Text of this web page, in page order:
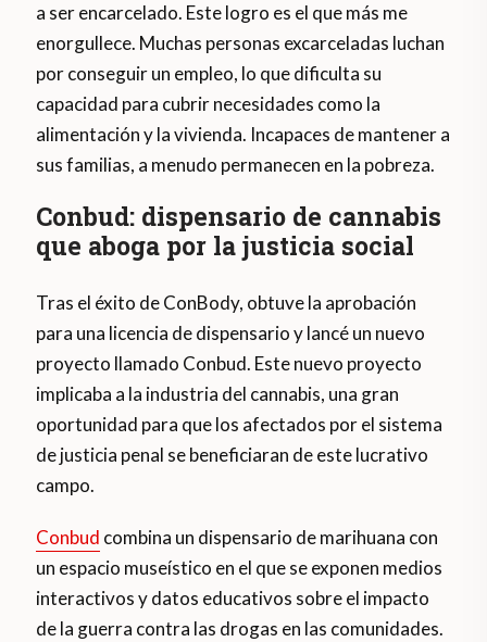
a ser encarcelado. Este logro es el que más me
enorgullece. Muchas personas excarceladas luchan
por conseguir un empleo, lo que dificulta su
capacidad para cubrir necesidades como la
alimentación y la vivienda. Incapaces de mantener a
sus familias, a menudo permanecen en la pobreza.
Conbud: dispensario de cannabis
que aboga por la justicia social
Tras el éxito de ConBody, obtuve la aprobación
para una licencia de dispensario y lancé un nuevo
proyecto llamado Conbud. Este nuevo proyecto
implicaba a la industria del cannabis, una gran
oportunidad para que los afectados por el sistema
de justicia penal se beneficiaran de este lucrativo
campo.
Conbud combina un dispensario de marihuana con
un espacio museístico en el que se exponen medios
interactivos y datos educativos sobre el impacto
de la guerra contra las drogas en las comunidades.